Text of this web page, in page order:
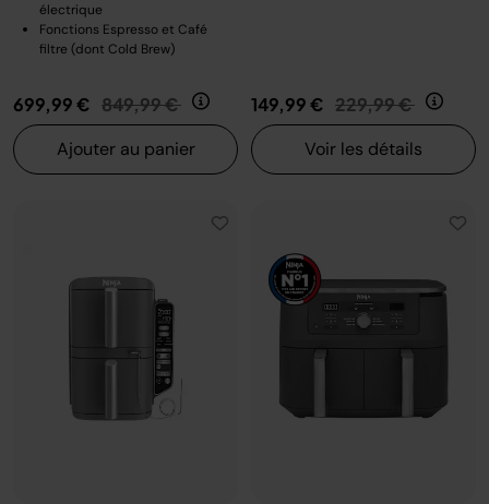
électrique
Fonctions Espresso et Café
filtre (dont Cold Brew)
699,99 € Prix réduit de
849,99 € au
Ajouter au panier
149,99 € Prix réduit de
229,99 € au
Voir les détails